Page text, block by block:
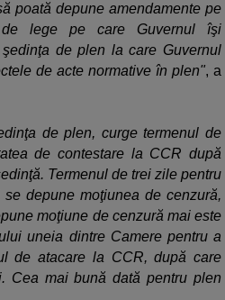
poată depune amendamente pe
de lege pe care Guvernul îşi
de plen la care Guvernul
de acte normative în plen", a
de plen, curge termenul de
de contestare la CCR după
Termenul de trei zile pentru
depune moţiunea de cenzură,
moţiune de cenzură mai este
uneia dintre Camere pentru a
de atacare la CCR, după care
Cea mai bună dată pentru plen